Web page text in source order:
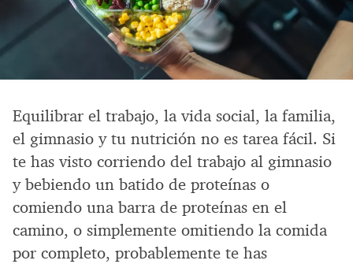
Equilibrar el trabajo, la vida social, la familia,
el gimnasio y tu nutrición no es tarea fácil. Si
te has visto corriendo del trabajo al gimnasio
y bebiendo un batido de proteínas o
comiendo una barra de proteínas en el
camino, o simplemente omitiendo la comida
por completo, probablemente te has